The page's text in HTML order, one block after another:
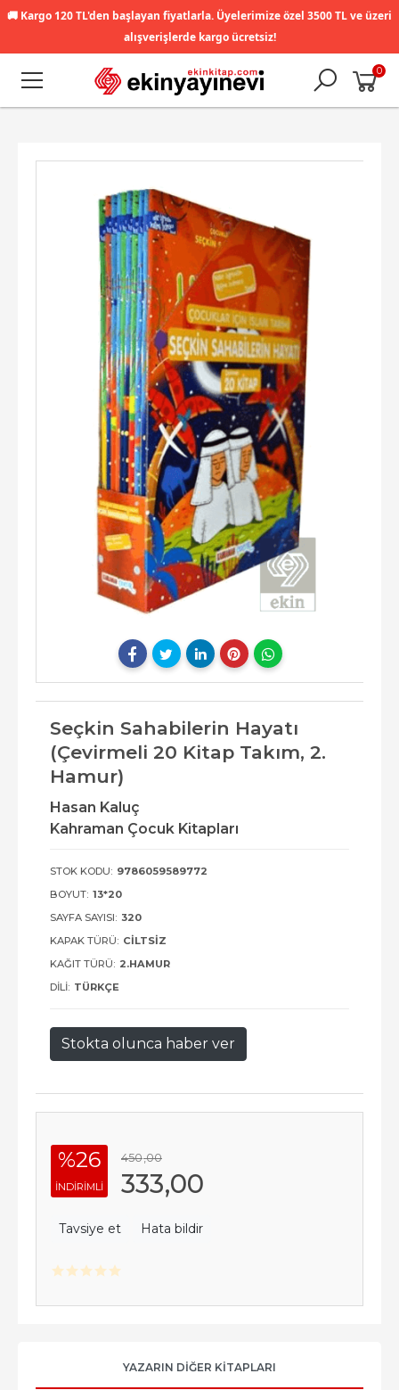
🚚 Kargo 120 TL'den başlayan fiyatlarla. Üyelerimize özel 3500 TL ve üzeri
alışverişlerde kargo ücretsiz!
0
Seçkin Sahabilerin Hayatı
(Çevirmeli 20 Kitap Takım, 2.
Hamur)
Hasan Kaluç
Kahraman Çocuk Kitapları
STOK KODU: 9786059589772
BOYUT: 13*20
SAYFA SAYISI: 320
KAPAK TÜRÜ: CILTSIZ
KAĞIT TÜRÜ: 2.HAMUR
DILI: TÜRKÇE
Stokta olunca haber ver
%26
INDIRIMLI
450,00
333,00
Tavsiye et Hata bildir
YAZARIN DIĞER KITAPLARI